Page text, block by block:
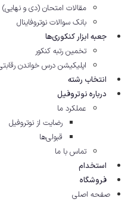
مقالات امتحان (دی و نهایی)
بانک سوالات نوتروفاینال
جعبه ابزار کنکوری‌ها
تخمین رتبه کنکور
اپلیکیشن درس خواندن رقابتی
انتخاب رشته
درباره نوتروفیل
عملکرد ما
رضایت از نوتروفیل
قبولی‌ها
تماس با ما
استخدام
فروشگاه
صفحه اصلی